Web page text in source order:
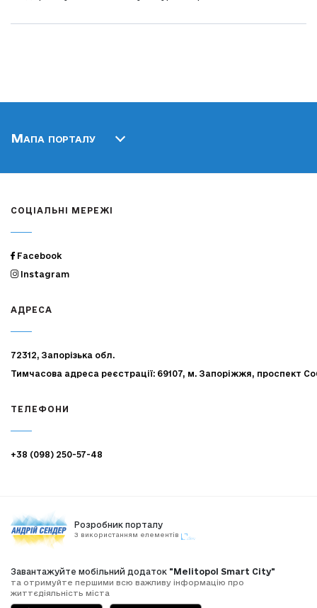
Мапа порталу
СОЦІАЛЬНІ МЕРЕЖІ
Facebook
Instagram
АДРЕСА
72312, Запорізька обл.
Тимчасова адреса реєстрації: 69107, м. Запоріжжя, проспект
ТЕЛЕФОНИ
+38 (098) 250-57-48
Розробник порталу
З використанням елементів
Завантажуйте мобільний додаток "Melitopol Smart City"
та отримуйте першими всю важливу інформацію про
життєдіяльність міста